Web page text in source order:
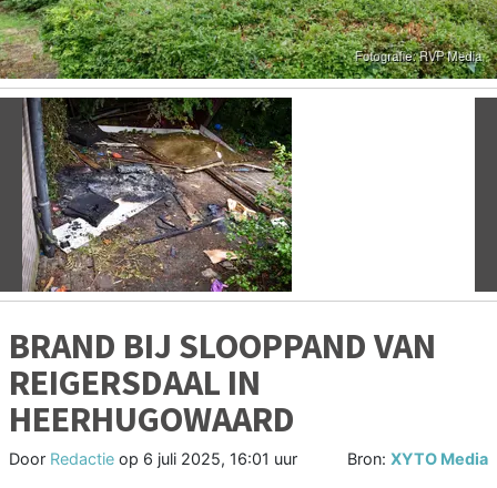
Vorige
BRAND BIJ SLOOPPAND VAN
REIGERSDAAL IN
HEERHUGOWAARD
Door Redactie op 6 juli 2025, 16:01 uur Bron: XYTO Media